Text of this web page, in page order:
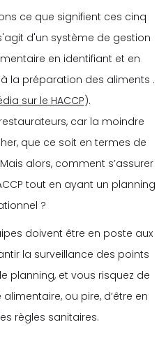
ce que signifient ces cinq
d'un système de gestion
en identifiant et en
la préparation des aliments .
sur le HACCP).
car la moindre
que ce soit en termes de
alors, comment s’assurer
tout en ayant un planning
?
doivent être en poste aux
la surveillance des points
planning, et vous risquez de
ou pire, d’être en
règles sanitaires.